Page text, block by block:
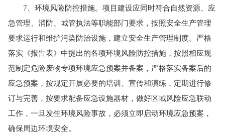
7、环境风险防控措施。项目建设应同时符合自然资源、应
急管理、消防、城管执法等职能部门要求，按照安全生产管理
要求运行和维护污染防治设施，建立安全生产管理制度。严格
落实《报告表》中提出的各项环境风险防控措施，按照相应规
范制定危险废物专项环境应急预案并备案，严格落实备案后的
应急预案，按规定开展必要的培训、宣传和演练，定期进行修
订与完善，按要求配备应急设施器材，做好区域风险应急联动
工作，一旦发生环境风险事故，必须立即启动环境应急预案，
确保周边环境安全。